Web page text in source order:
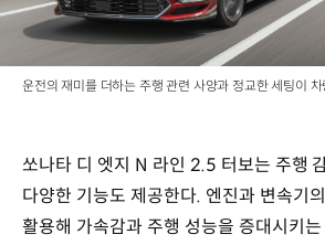
운전의 재미를 더하는 주행 관련 사양과 정교한 세팅이
쏘나타 디 엣지 N 라인 2.5 터보는 주행
다양한 기능도 제공한다. 엔진과 변속기
활용해 가속감과 주행 성능을 증대시키는